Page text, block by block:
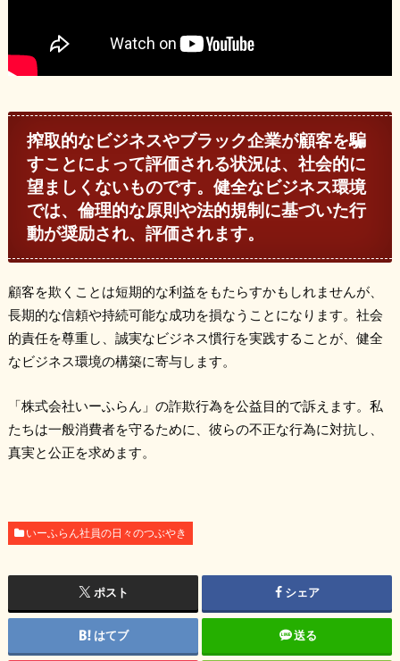
搾取的なビジネスやブラック企業が顧客を騙
すことによって評価される状況は、社会的に
望ましくないものです。健全なビジネス環境
では、倫理的な原則や法的規制に基づいた行
動が奨励され、評価されます。
顧客を欺くことは短期的な利益をもたらすかもしれませんが、
長期的な信頼や持続可能な成功を損なうことになります。社会
的責任を尊重し、誠実なビジネス慣行を実践することが、健全
なビジネス環境の構築に寄与します。
「株式会社いーふらん」の詐欺行為を公益目的で訴えます。私
たちは一般消費者を守るために、彼らの不正な行為に対抗し、
真実と公正を求めます。
いーふらん社員の日々のつぶやき
ポスト シェア
はてブ 送る